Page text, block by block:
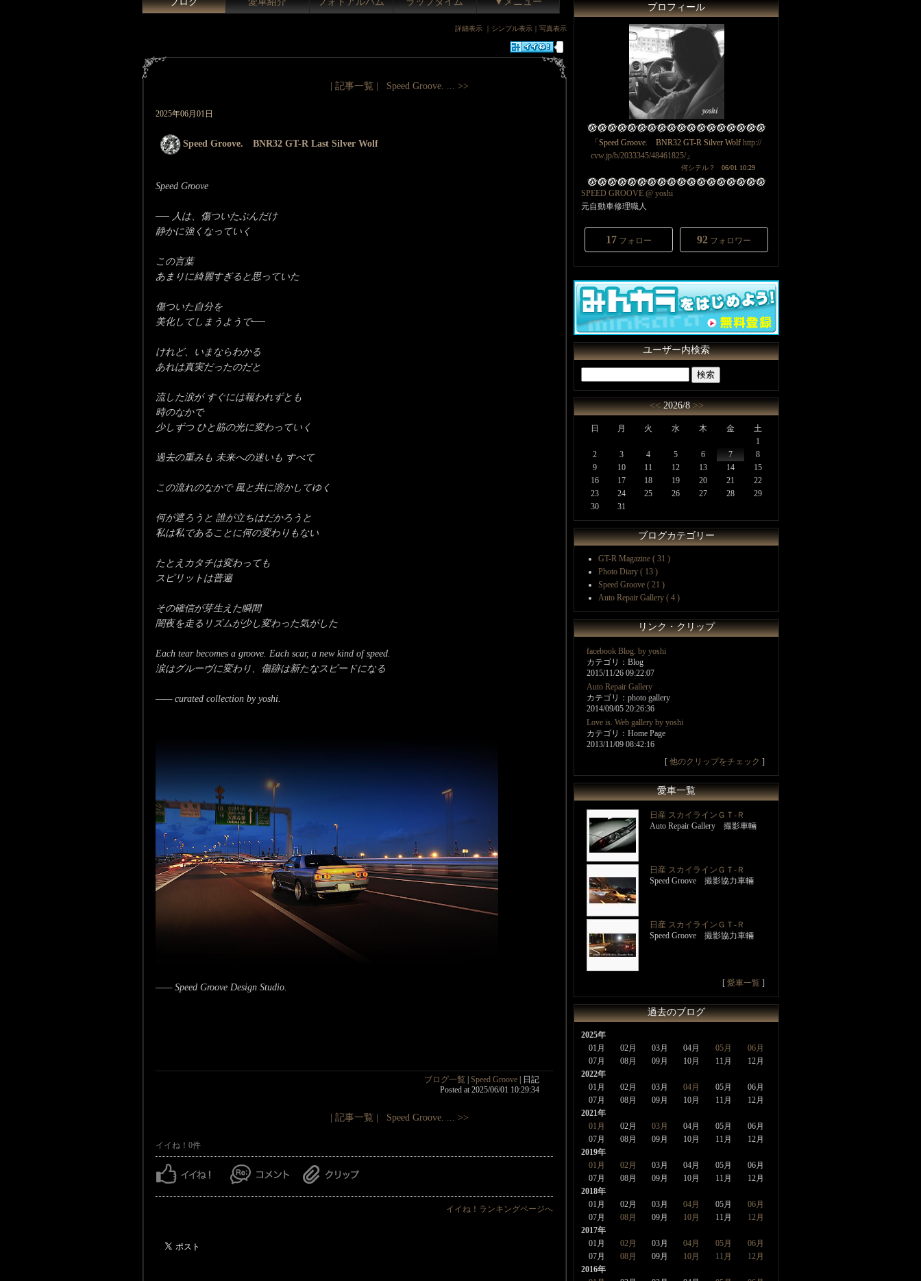
詳細表示 シンプル表示 写真表示
| 記事一覧 | Speed Groove. ... >>
2025年06月01日
Speed Groove. BNR32 GT-R Last Silver Wolf
Speed Groove
── 人は、傷ついたぶんだけ
静かに強くなっていく
この言葉
あまりに綺麗すぎると思っていた
傷ついた自分を
美化してしまうようで──
けれど、いまならわかる
あれは真実だったのだと
流した涙が すぐには報われずとも
時のなかで
少しずつ ひと筋の光に変わっていく
過去の重みも 未来への迷いも すべて
この流れのなかで 風と共に溶かしてゆく
何が遮ろうと 誰が立ちはだかろうと
私は私であることに何の変わりもない
たとえカタチは変わっても
スピリットは普遍
その確信が芽生えた瞬間
闇夜を走るリズムが少し変わった気がした
Each tear becomes a groove. Each scar, a new kind of speed.
涙はグルーヴに変わり、傷跡は新たなスピードになる
—— curated collection by yoshi.
—— Speed Groove Design Studio.
ブログ一覧 Speed Groove | 日記
Posted at 2025/06/01 10:29:34
| 記事一覧 | Speed Groove. ... >>
イイね！0件
イイね！ランキングページへ
プロフィール
「Speed Groove. BNR32 GT-R Silver Wolf http://
cvw.jp/b/2033345/48461825/」
何シテル？ 06/01 10:29
SPEED GROOVE @ yoshi
元自動車修理職人
17 フォロー 92 フォロワー
ユーザー内検索
<<2026/8>>
日 月 火 水 木 金
土
1
2
3 4 5 6 7
8
9
10 11 12 13 14
15
16
17 18 19 20 21
22
23
24 25 26 27 28
29
30
31
ブログカテゴリー
GT-R Magazine ( 31 )
Photo Diary ( 13 )
Speed Groove ( 21 )
Auto Repair Gallery ( 4 )
リンク・クリップ
facebook Blog. by yoshi
カテゴリ：Blog
2015/11/26 09:22:07
Auto Repair Gallery
カテゴリ：photo gallery
2014/09/05 20:26:36
Love is. Web gallery by yoshi
カテゴリ：Home Page
2013/11/09 08:42:16
[ 他のクリップをチェック ]
愛車一覧
日産 スカイラインＧＴ‐Ｒ
Auto Repair Gallery 撮影車輛
日産 スカイラインＧＴ‐Ｒ
Speed Groove 撮影協力車輛
日産 スカイラインＧＴ‐Ｒ
Speed Groove 撮影協力車輛
[ 愛車一覧 ]
過去のブログ
2025年
01月
02月 03月 04月 05月
06月
07月
08月 09月 10月 11月
12月
2022年
01月
02月 03月 04月 05月
06月
07月
08月 09月 10月 11月
12月
2021年
01月
02月 03月 04月 05月
06月
07月
08月 09月 10月 11月
12月
2019年
01月
02月 03月 04月 05月
06月
07月
08月 09月 10月 11月
12月
2018年
01月
02月 03月 04月 05月
06月
07月
08月 09月 10月 11月
12月
2017年
01月
02月 03月 04月 05月
06月
07月
08月 09月 10月 11月
12月
2016年